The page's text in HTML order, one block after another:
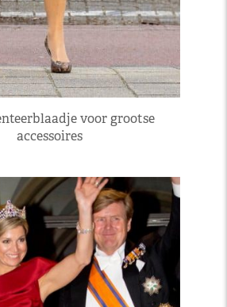
voor grootse
accessoires